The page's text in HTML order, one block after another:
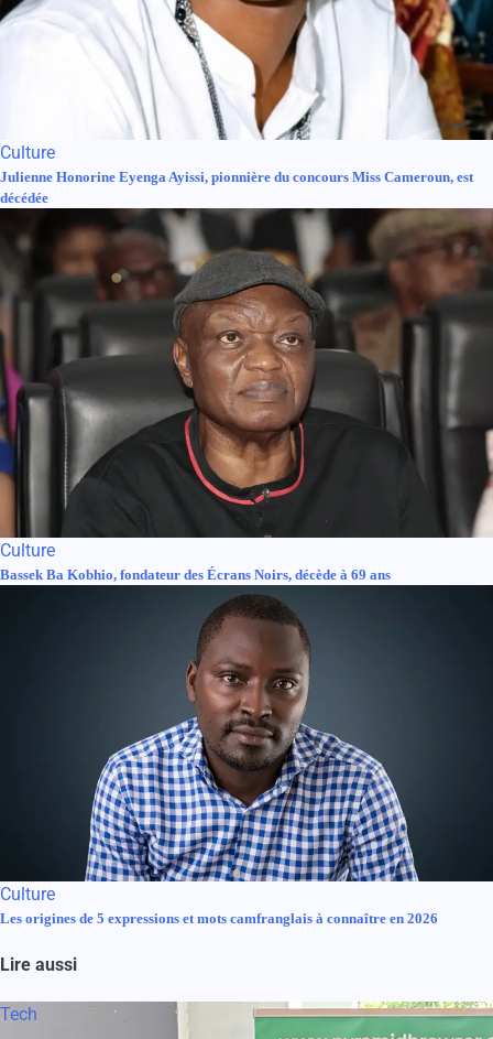
Culture
Julienne Honorine Eyenga Ayissi, pionnière du concours Miss Cameroun, est
décédée
Culture
Bassek Ba Kobhio, fondateur des Écrans Noirs, décède à 69 ans
Culture
Les origines de 5 expressions et mots camfranglais à connaître en 2026
Lire aussi
Tech